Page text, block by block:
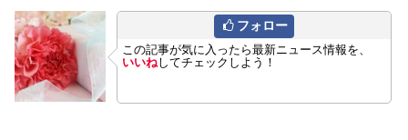
フォロー
この記事が気に入ったら最新ニュース情報を、
いいねしてチェックしよう！